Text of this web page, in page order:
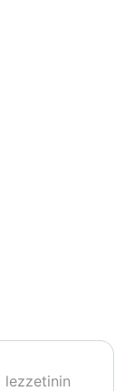
lezzetinin